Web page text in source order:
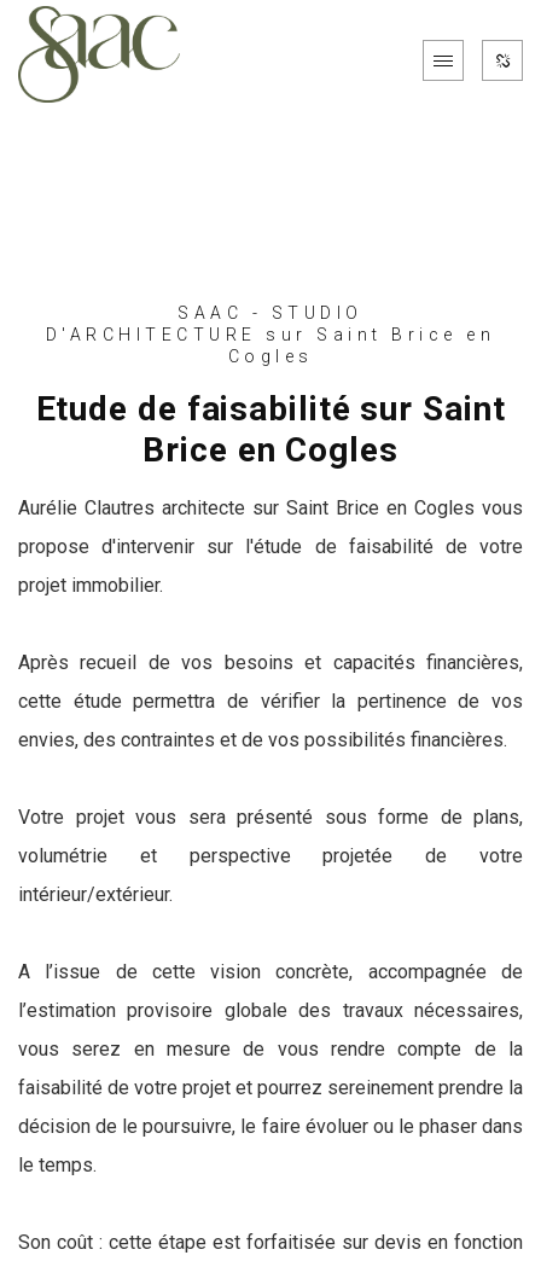
SAAC - STUDIO
D'ARCHITECTURE sur Saint Brice en
Cogles
Etude de faisabilité sur Saint
Brice en Cogles
Aurélie Clautres architecte sur Saint Brice en Cogles vous
propose d'intervenir sur l'étude de faisabilité de votre
projet immobilier.
Après recueil de vos besoins et capacités financières,
cette étude permettra de vérifier la pertinence de vos
envies, des contraintes et de vos possibilités financières.
Votre projet vous sera présenté sous forme de plans,
volumétrie et perspective projetée de votre
intérieur/extérieur.
A l’issue de cette vision concrète, accompagnée de
l’estimation provisoire globale des travaux nécessaires,
vous serez en mesure de vous rendre compte de la
faisabilité de votre projet et pourrez sereinement prendre la
décision de le poursuivre, le faire évoluer ou le phaser dans
le temps.
Son coût : cette étape est forfaitisée sur devis en fonction